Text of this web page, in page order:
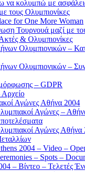
να κολυμπώ με
τους Ολυμπιονίκες
for One More Woman
Τουρνουά μαζί με
& Ολυμπιονίκες
Ολυμπιονικών –
Ολυμπιονικών –
– GDPR
Αγώνες Αθήνα 2004
Αγώνες –
Αγώνες Αθήνα
2004 – Video –
– Spots –
– Βίντεο – Τελετές